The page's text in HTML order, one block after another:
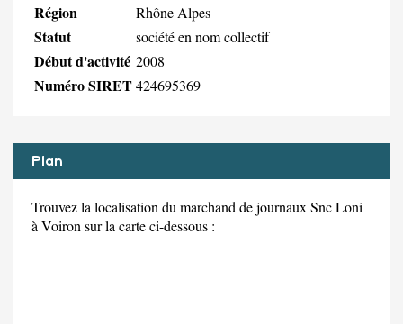
Région Rhône Alpes
Statut société en nom collectif
Début d'activité 2008
Numéro SIRET424695369
Plan
Trouvez la localisation du marchand de journaux Snc Loni
à Voiron sur la carte ci-dessous :